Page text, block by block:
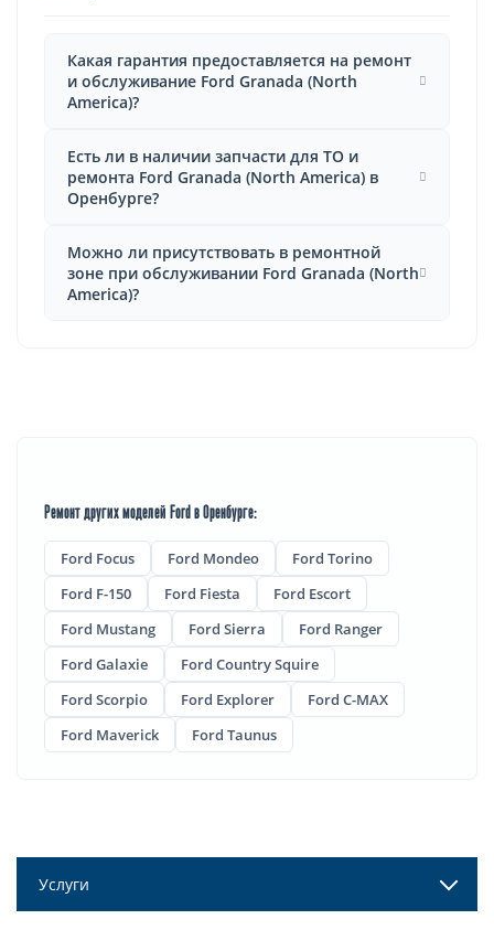
Какая гарантия предоставляется на ремонт
и обслуживание Ford Granada (North
America)?
Есть ли в наличии запчасти для ТО и
ремонта Ford Granada (North America) в
Оренбурге?
Можно ли присутствовать в ремонтной
зоне при обслуживании Ford Granada (North
America)?
Ремонт других моделей Ford в Оренбурге:
Ford Focus Ford Mondeo
Ford Torino
Ford F-150
Ford Fiesta
Ford Escort
Ford Mustang
Ford Sierra
Ford Ranger
Ford Galaxie
Ford Country Squire
Ford Scorpio
Ford Explorer
Ford C-MAX
Ford Maverick
Ford Taunus
Услуги